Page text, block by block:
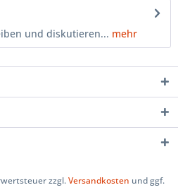
und diskutieren... mehr
zzgl.Versandkosten und ggf.